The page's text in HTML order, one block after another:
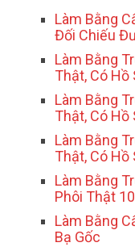
Làm Bằng
Đối Chiếu
Làm Bằng
Thật, Có Hồ
Làm Bằng
Thật, Có Hồ
Làm Bằng
Thật, Có Hồ
Làm Bằng
Phôi Thật
Làm Bằng
Bạ Gốc